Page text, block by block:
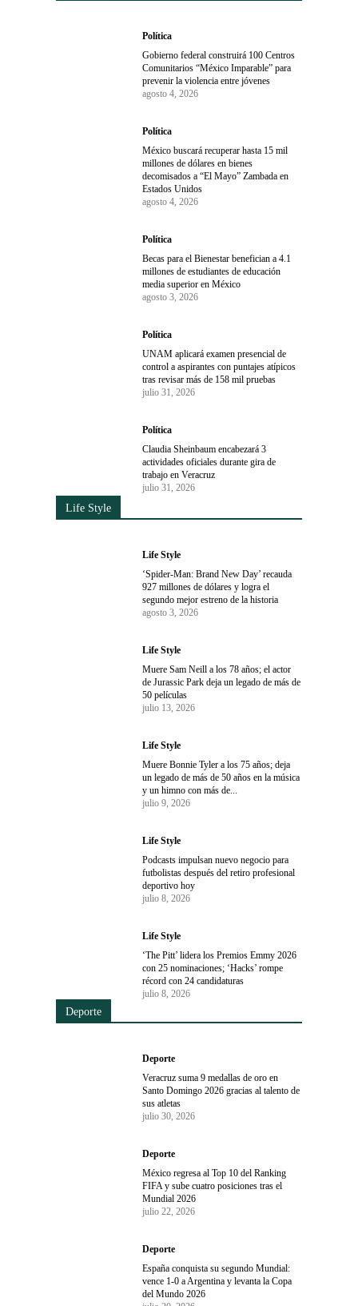
Política
Gobierno federal construirá 100 Centros
Comunitarios “México Imparable” para
prevenir la violencia entre jóvenes
agosto 4, 2026
Política
México buscará recuperar hasta 15 mil
millones de dólares en bienes
decomisados a “El Mayo” Zambada en
Estados Unidos
agosto 4, 2026
Política
Becas para el Bienestar benefician a 4.1
millones de estudiantes de educación
media superior en México
agosto 3, 2026
Política
UNAM aplicará examen presencial de
control a aspirantes con puntajes atípicos
tras revisar más de 158 mil pruebas
julio 31, 2026
Política
Claudia Sheinbaum encabezará 3
actividades oficiales durante gira de
trabajo en Veracruz
julio 31, 2026
Life Style
Life Style
‘Spider-Man: Brand New Day’ recauda
927 millones de dólares y logra el
segundo mejor estreno de la historia
agosto 3, 2026
Life Style
Muere Sam Neill a los 78 años; el actor
de Jurassic Park deja un legado de más de
50 películas
julio 13, 2026
Life Style
Muere Bonnie Tyler a los 75 años; deja
un legado de más de 50 años en la música
y un himno con más de...
julio 9, 2026
Life Style
Podcasts impulsan nuevo negocio para
futbolistas después del retiro profesional
deportivo hoy
julio 8, 2026
Life Style
‘The Pitt’ lidera los Premios Emmy 2026
con 25 nominaciones; ‘Hacks’ rompe
récord con 24 candidaturas
julio 8, 2026
Deporte
Deporte
Veracruz suma 9 medallas de oro en
Santo Domingo 2026 gracias al talento de
sus atletas
julio 30, 2026
Deporte
México regresa al Top 10 del Ranking
FIFA y sube cuatro posiciones tras el
Mundial 2026
julio 22, 2026
Deporte
España conquista su segundo Mundial:
vence 1-0 a Argentina y levanta la Copa
del Mundo 2026